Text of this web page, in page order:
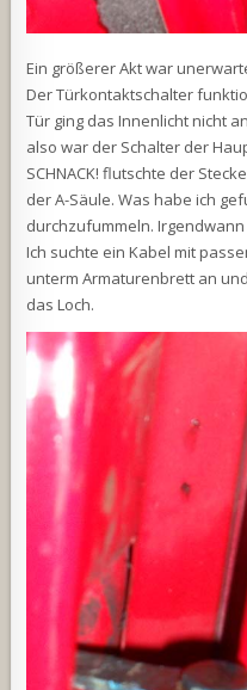
Ein größerer Akt war
Der Türkontaktschalter
Tür ging das Innenlicht nicht
also war der Schalter der
SCHNACK! flutschte der
der A-Säule. Was habe ich
durchzufummeln.
Ich suchte ein Kabel mit
unterm Armaturenbrett an
das Loch.